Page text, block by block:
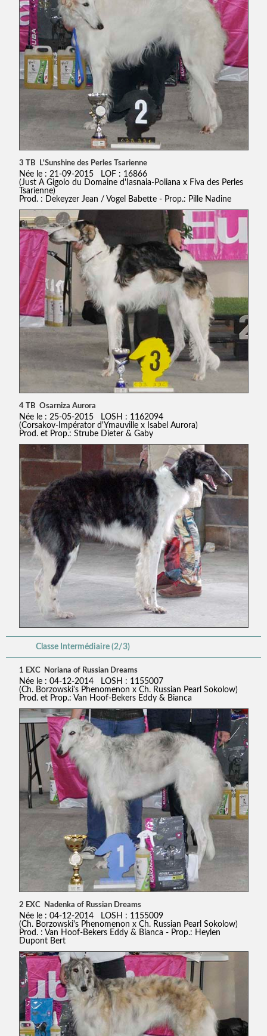
3 TB L'Sunshine des Perles Tsarienne
Née le : 21-09-2015 LOF : 16866
(Just A Gigolo du Domaine d'Iasnaia-Poliana x Fiva des Perles
Tsarienne)
Prod. : Dekeyzer Jean / Vogel Babette - Prop.: Pille Nadine
4 TB Osarniza Aurora
Née le : 25-05-2015 LOSH : 1162094
(Corsakov-Impérator d'Ymauville x Isabel Aurora)
Prod. et Prop.: Strube Dieter & Gaby
Classe Intermédiaire (2/3)
1 EXC Noriana of Russian Dreams
Née le : 04-12-2014 LOSH : 1155007
(Ch. Borzowski's Phenomenon x Ch. Russian Pearl Sokolow)
Prod. et Prop.: Van Hoof-Bekers Eddy & Bianca
2 EXC Nadenka of Russian Dreams
Née le : 04-12-2014 LOSH : 1155009
(Ch. Borzowski's Phenomenon x Ch. Russian Pearl Sokolow)
Prod. : Van Hoof-Bekers Eddy & Bianca - Prop.: Heylen
Dupont Bert